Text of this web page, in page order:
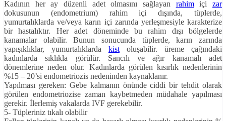
Kadının her ay düzenli adet olmasını sağlayan rahimiçizar
dokusunun (endometrium) rahim içi dışında, tüplerde,
yumurtalıklarda ve/veya karın içi zarında yerleşmesiyle karakterize
bir hastalıktır. Her adet döneminde bu rahim dışı bölgelerde
kanamalar olabilir. Bunun sonucunda tüplerde, karın zarında
yapışıklıklar, yumurtalıklarda kist oluşabilir. üreme çağındaki
kadınlarda sıklıkla görülür. Sancılı ve ağır kanamalı adet
dönemlerine neden olur. Kadınlarda görülen kısırlık nedenlerinin
%15 – 20’si endometriozis nedeninden kaynaklanır.
Yapılması gereken: Gebe kalmanın önünde ciddi bir tehdit olarak
görülen endometriozise zaman kaybetmeden müdahale yapılması
gerekir. İlerlemiş vakalarda IVF gerekebilir.
5- Tüpleriniz tıkalı olabilir